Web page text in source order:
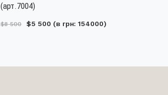
(арт.7004)
$8 500 $5 500 (в грн: 154000)